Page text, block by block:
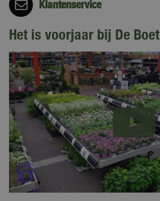
Klantenservice
Het is voorjaar bij De Boet